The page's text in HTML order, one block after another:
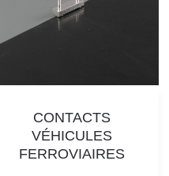
CONTACTS
VÉHICULES
FERROVIAIRES